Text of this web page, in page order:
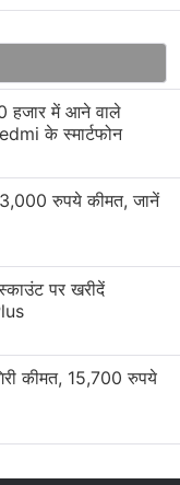
OriginOS 15 पर
फोन में MediaTek
जीबी तक रैम और
मेन लेंस 50
साथ में 50
है। दोनों ही कैमरा
फोन में फ्रंट की ओर 16
5.4, NFC,
सपोर्ट दिया गया है।
के लिए
हजार में आने वाले
के स्मार्टफोन
रुपये कीमत, जानें
पर खरीदें
कीमत, 15,700 रुपये